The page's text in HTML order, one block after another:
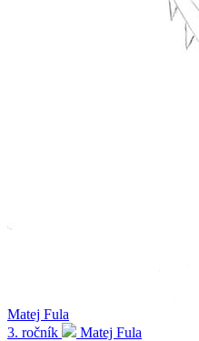
Matej Fula
3. ročník
Matej Fula